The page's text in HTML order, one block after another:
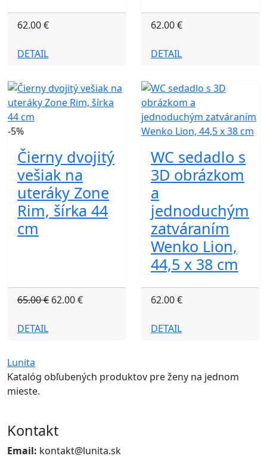
62.00 €
DETAIL
62.00 €
DETAIL
-5%
Čierny dvojitý
vešiak na
uteráky Zone
Rim, šírka 44
cm
65.00 € 62.00 €
DETAIL
WC sedadlo s
3D obrázkom
a
jednoduchým
zatváraním
Wenko Lion,
44,5 x 38 cm
62.00 €
DETAIL
Lunita
Katalóg obľubených produktov pre ženy na jednom
mieste.
Kontakt
Email: kontakt@lunita.sk